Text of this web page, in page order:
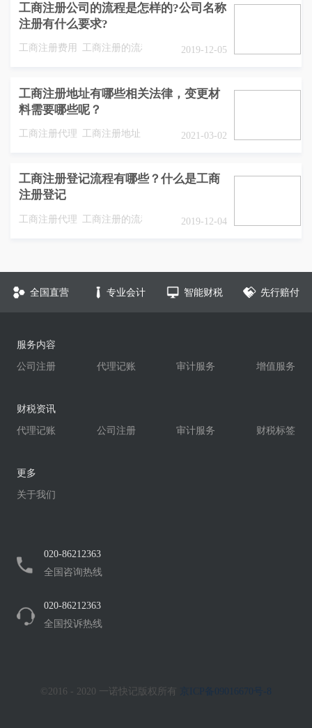
工商注册公司的流程是怎样的?公司名称
注册有什么要求?
工商注册费用 工商注册的流程 2019-12-05
工商注册地址有哪些相关法律，变更材
料需要哪些呢？
工商注册代理 工商注册地址 2021-03-02
工商注册登记流程有哪些？什么是工商
注册登记
工商注册代理 工商注册的流程 2019-12-04
全国直营 专业会计 智能财税 先行赔付
服务内容
公司注册
代理记账 审计服务 增值服务
财税资讯
代理记账
公司注册 审计服务 财税标签
更多
关于我们
020-86212363
全国咨询热线
020-86212363
全国投诉热线
©2016 - 2020 一诺快记版权所有 京ICP备09016670号-8